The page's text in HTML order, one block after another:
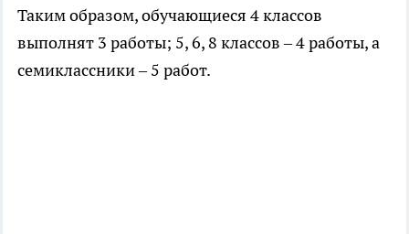
Таким образом, обучающиеся 4 классов
выполнят 3 работы; 5, 6, 8 классов – 4 работы, а
семиклассники – 5 работ.